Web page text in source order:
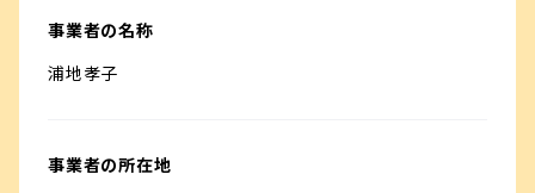
事業者の名称
浦地孝子
事業者の所在地